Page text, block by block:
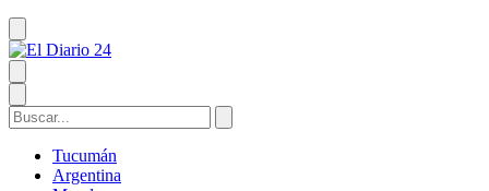
Tucumán
Argentina